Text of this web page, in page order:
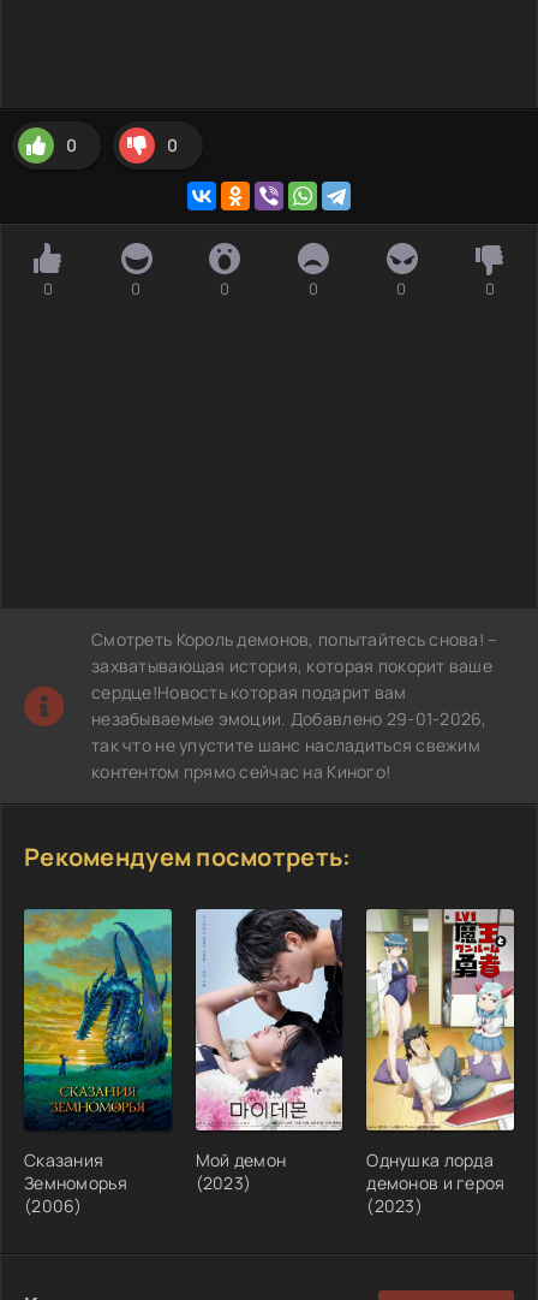
0 0
0 0 0 0 0 0
Смотреть Король демонов, попытайтесь снова! –
захватывающая история, которая покорит ваше
сердце!Новость которая подарит вам
незабываемые эмоции. Добавлено 29-01-2026,
так что не упустите шанс насладиться свежим
контентом прямо сейчас на Киного!
Рекомендуем посмотреть:
Сказания
Земноморья
(2006)
Мой демон
(2023)
Однушка лорда
демонов и героя
(2023)